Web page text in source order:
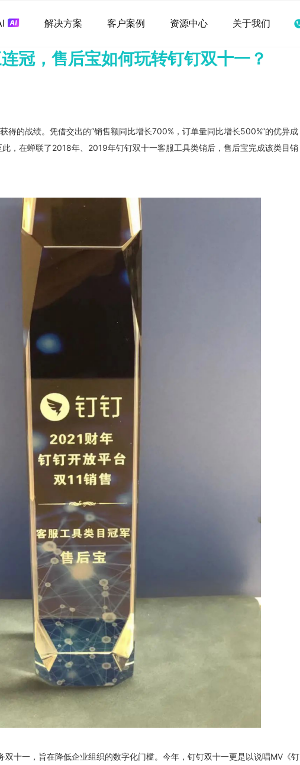
解决方案 客户案例 资源中心 关于我们
冠，售后宝如何玩转钉钉双十一？
得的战绩。凭借交出的“销售额同比增长700%，订单量同比增长500%”的优异成
，在蝉联了2018年、2019年钉钉双十一客服工具类销后，售后宝完成该类目销
十一，旨在降低企业组织的数字化门槛。今年，钉钉双十一更是以说唱MV《钉